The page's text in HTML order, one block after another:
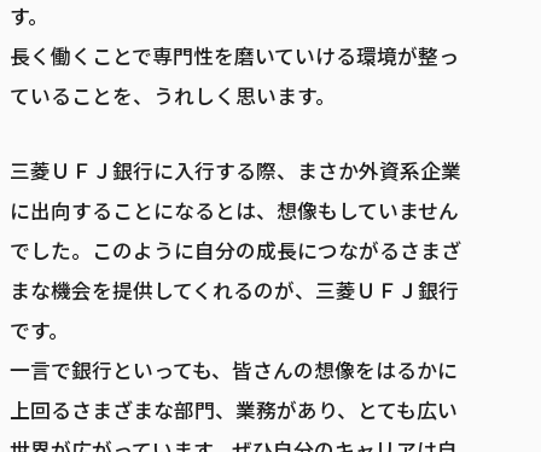
す。
長く働くことで専門性を磨いていける環境が整っ
ていることを、うれしく思います。
三菱ＵＦＪ銀行に入行する際、まさか外資系企業
に出向することになるとは、想像もしていません
でした。このように自分の成長につながるさまざ
まな機会を提供してくれるのが、三菱ＵＦＪ銀行
です。
一言で銀行といっても、皆さんの想像をはるかに
上回るさまざまな部門、業務があり、とても広い